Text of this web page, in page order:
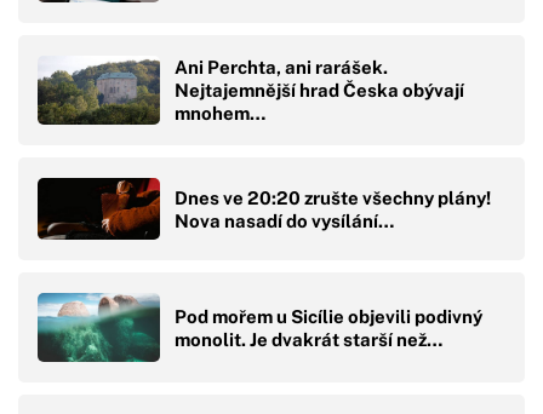
Ani Perchta, ani rarášek.
Nejtajemnější hrad Česka obývají
mnohem…
Dnes ve 20:20 zrušte všechny plány!
Nova nasadí do vysílání…
Pod mořem u Sicílie objevili podivný
monolit. Je dvakrát starší než…